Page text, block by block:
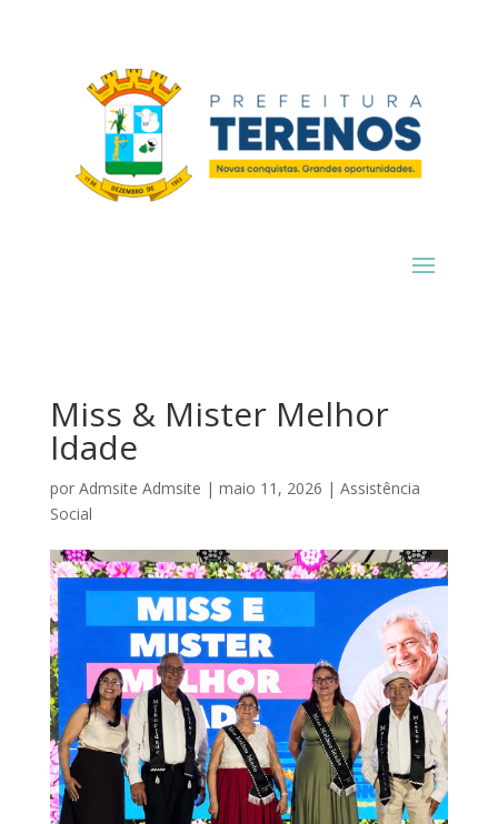
Miss & Mister Melhor
Idade
por Admsite Admsite | maio 11, 2026 | Assistência
Social